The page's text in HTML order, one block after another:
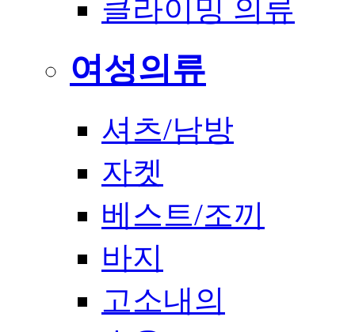
클라이밍 의류
여성의류
셔츠/남방
자켓
베스트/조끼
바지
고소내의